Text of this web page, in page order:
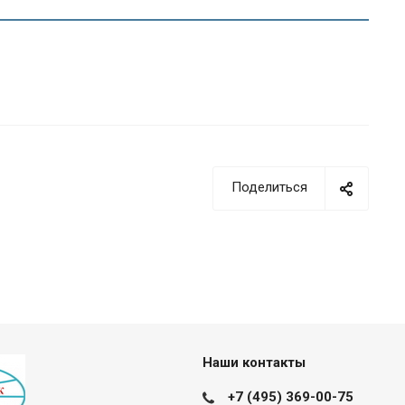
Поделиться
Наши контакты
+7 (495) 369-00-75